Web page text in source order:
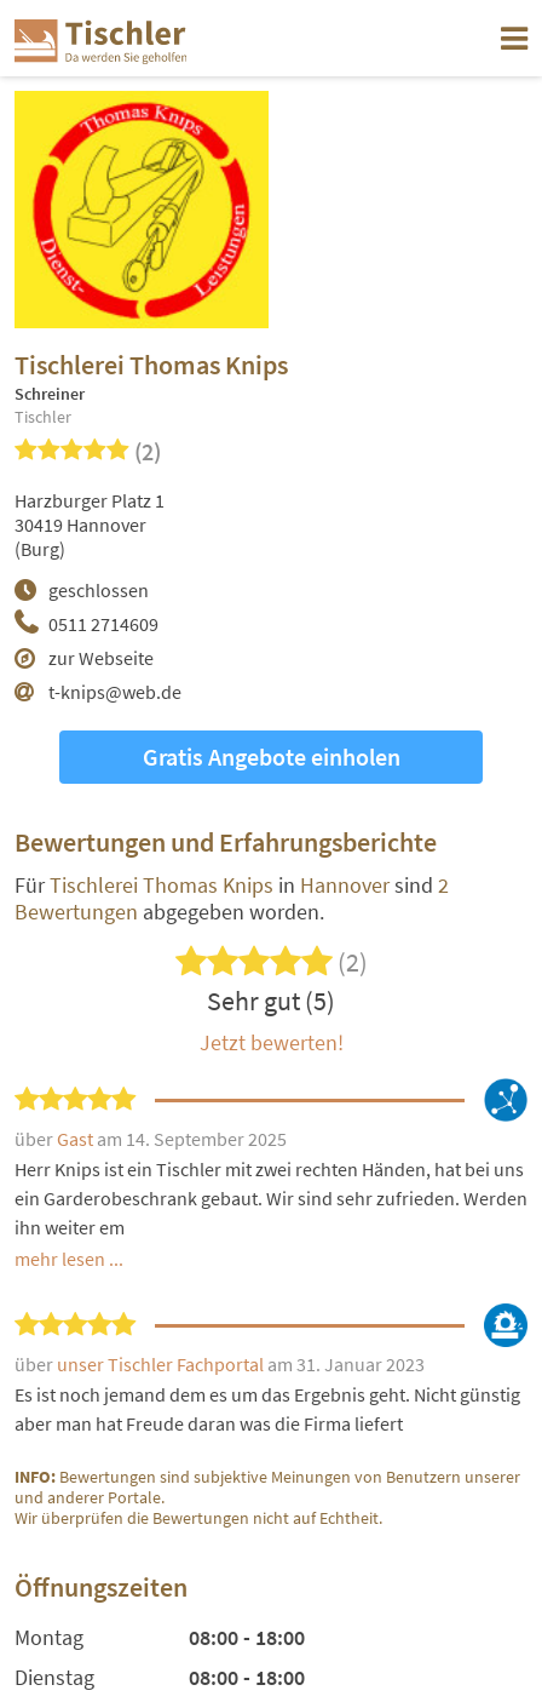
Tischlerei Thomas Knips
Schreiner
Tischler
(2)
0511 2714609
zur Webseite
t-knips@web.de
geschlossen
Harzburger Platz 1
30419 Hannover
(Burg)
Gratis Angebote einholen
Bewertungen und Erfahrungsberichte
FürTischlerei Thomas Knips in Hannoversind 2
Bewertungen abgegeben worden.
(2)
Sehr gut (5)
Jetzt bewerten!
über Gast am 14. September 2025
Herr Knips ist ein Tischler mit zwei rechten Händen, hat bei uns
ein Garderobeschrank gebaut. Wir sind sehr zufrieden. Werden
ihn weiter em
mehr lesen ...
über unser Tischler Fachportal am 31. Januar 2023
Es ist noch jemand dem es um das Ergebnis geht. Nicht günstig
aber man hat Freude daran was die Firma liefert
INFO: Bewertungen sind subjektive Meinungen von Benutzern unserer
und anderer Portale.
Wir überprüfen die Bewertungen nicht auf Echtheit.
Öffnungszeiten
Montag
08:00 - 18:00
Dienstag
08:00 - 18:00